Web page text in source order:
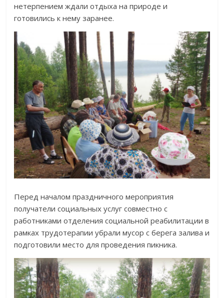
нетерпением ждали отдыха на природе и
готовились к нему заранее.
Перед началом праздничного мероприятия
получатели социальных услуг совместно с
работниками отделения социальной реабилитации в
рамках трудотерапии убрали мусор с берега залива и
подготовили место для проведения пикника.